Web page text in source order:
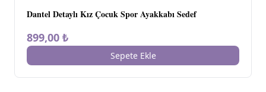
Dantel Detaylı Kız Çocuk Spor Ayakkabı Sedef
899,00 ₺
Sepete Ekle